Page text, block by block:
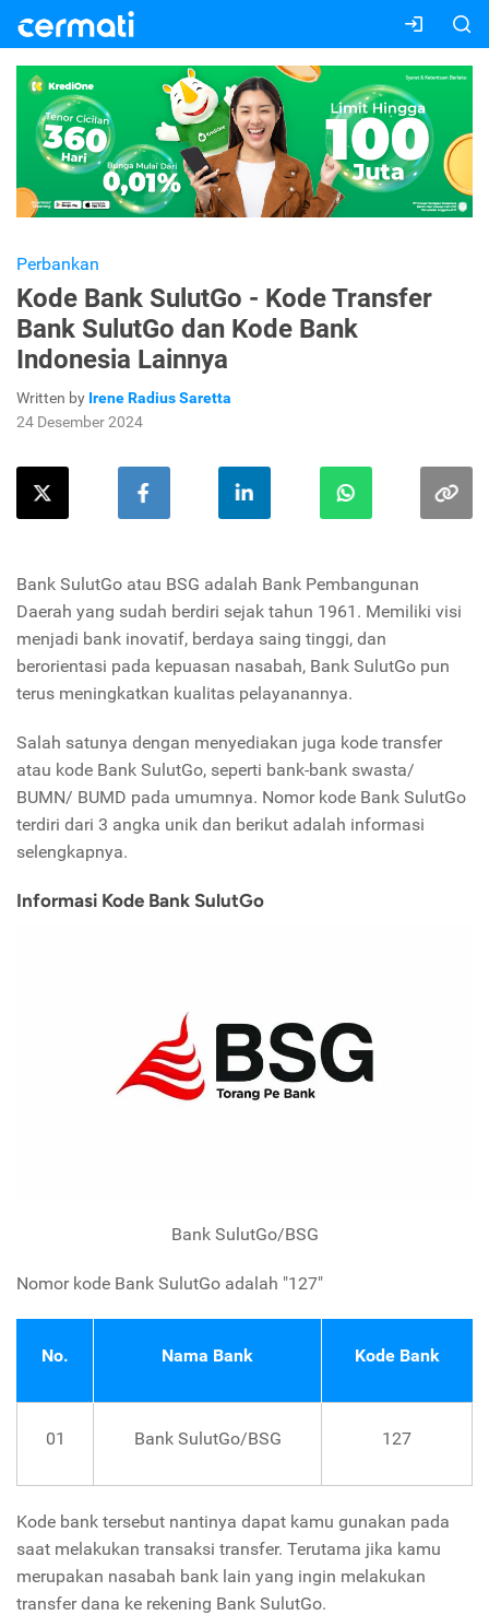
Perbankan
Kode Bank SulutGo - Kode Transfer
Bank SulutGo dan Kode Bank
Indonesia Lainnya
Written by Irene Radius Saretta
24 Desember 2024
Bank SulutGo atau BSG adalah Bank Pembangunan
Daerah yang sudah berdiri sejak tahun 1961. Memiliki visi
menjadi bank inovatif, berdaya saing tinggi, dan
berorientasi pada kepuasan nasabah, Bank SulutGo pun
terus meningkatkan kualitas pelayanannya.
Salah satunya dengan menyediakan juga kode transfer
atau kode Bank SulutGo, seperti bank-bank swasta/
BUMN/ BUMD pada umumnya. Nomor kode Bank SulutGo
terdiri dari 3 angka unik dan berikut adalah informasi
selengkapnya.
Informasi Kode Bank SulutGo
Bank SulutGo/BSG
Nomor kode Bank SulutGo adalah "127"
No. Nama Bank Kode Bank
01 Bank SulutGo/BSG 127
Kode bank tersebut nantinya dapat kamu gunakan pada
saat melakukan transaksi transfer. Terutama jika kamu
merupakan nasabah bank lain yang ingin melakukan
transfer dana ke rekening Bank SulutGo.